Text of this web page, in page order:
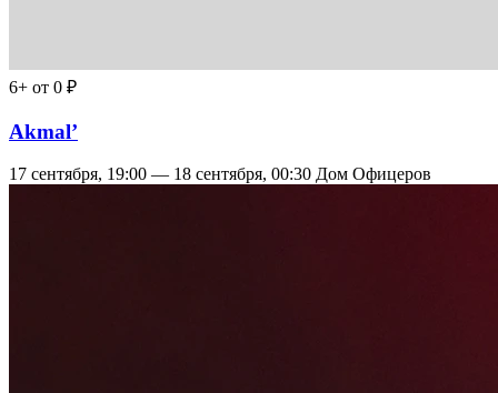
6+ от 0 ₽
Akmal’
17 сентября, 19:00 — 18 сентября, 00:30 Дом Офицеров